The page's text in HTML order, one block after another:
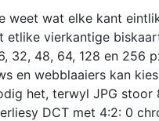
weet wat elke kant
etlike vierkantige
32, 48, 64, 128 en 256
en webblaaiers kan
het, terwyl JPG stoor
DCT met 4:2: 0